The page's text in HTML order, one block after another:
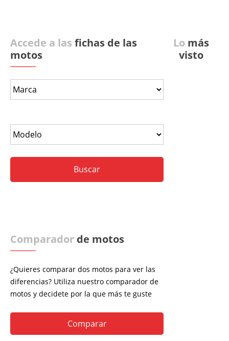
Accede a las fichas de las
motos
Comparador de motos
¿Quieres comparar dos motos para ver las
diferencias? Utiliza nuestro comparador de
motos y decidete por la que más te guste
Comparar
Lo más
visto